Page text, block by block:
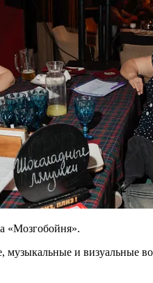
«Мозгобойня».
музыкальные и визуальные